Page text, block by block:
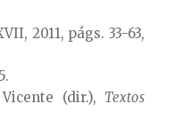
2011, págs. 33-63,
(dir.), Textos